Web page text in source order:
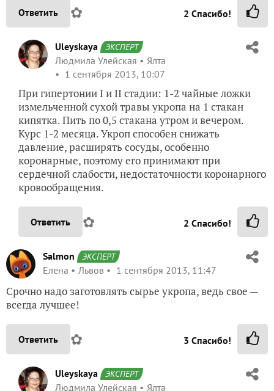
Ответить ✿ 2 Спасибо!
Uleyskaya ЭКСПЕРТ
Людмила Улейская
Ялта
1 сентября 2013, 10:07
При гипертонии I и II стадии: 1-2 чайные ложки
измельченной сухой травы укропа на 1 стакан
кипятка. Пить по 0,5 стакана утром и вечером.
Курс 1-2 месяца. Укроп способен снижать
давление, расширять сосуды, особенно
коронарные, поэтому его принимают при
сердечной слабости, недостаточности коронарного
кровообращения.
Ответить ✿ 2 Спасибо!
Salmon ЭКСПЕРТ
Елена Львов 1 сентября 2013, 11:47
Срочно надо заготовлять сырье укропа, ведь свое —
всегда лучшее!
Ответить ✿ 3 Спасибо!
Uleyskaya ЭКСПЕРТ
Людмила Улейская
Ялта